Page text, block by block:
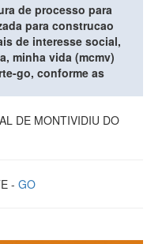
de processo para
para construcao
de interesse social,
minha vida (mcmv)
go, conforme as
DE MONTIVIDIU DO
- GO